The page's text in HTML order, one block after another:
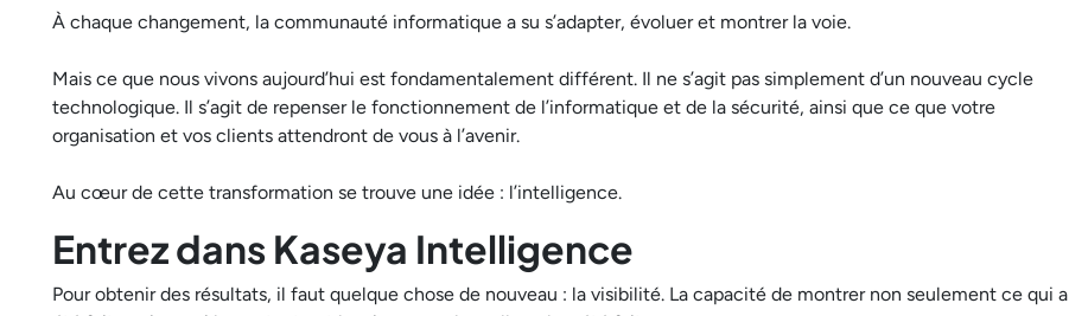
À chaque changement, la communauté informatique a su s’adapter, évoluer et montrer la voie.
Mais ce que nous vivons aujourd’hui est fondamentalement différent. Il ne s’agit pas simplement d’un nouveau cycle
technologique. Il s’agit de repenser le fonctionnement de l’informatique et de la sécurité, ainsi que ce que votre
organisation et vos clients attendront de vous à l’avenir.
Au cœur de cette transformation se trouve une idée : l’intelligence.
Entrez dans Kaseya Intelligence
Pour obtenir des résultats, il faut quelque chose de nouveau : la visibilité. La capacité de montrer non seulement ce qui a